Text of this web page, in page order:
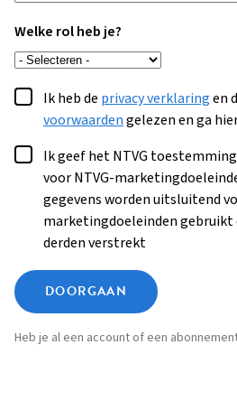
Welke rol heb je?
Ik heb de privacy verklaringen
voorwaardengelezen en ga
Ik geef het NTVG
voor NTVG-
gegevens worden uitsluitend
marketingdoeleinden gebruikt
derden verstrekt
DOORGAAN
Heb je al een account of een